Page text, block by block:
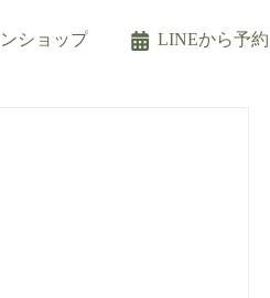
ショップ LINEから予約